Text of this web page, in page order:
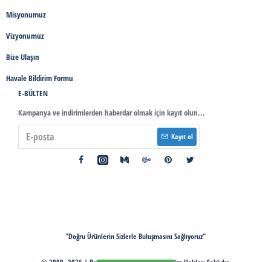
Misyonumuz
Vizyonumuz
Bize Ulaşın
Havale Bildirim Formu
E-BÜLTEN
Kampanya ve indirimlerden haberdar olmak için kayıt olun...
Kayıt ol
"Doğru Ürünlerin Sizlerle Buluşmasını Sağlıyoruz"